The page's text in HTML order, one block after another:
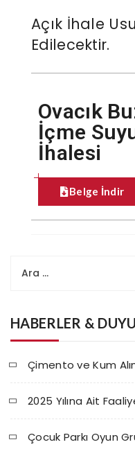
Açık İhale
Edilecektir.
Ovacık
İçme
İhalesi
Belge İndir
HABERLER &
Çimento ve Kum
2025 Yılına Ait
Çocuk Parkı Oyun